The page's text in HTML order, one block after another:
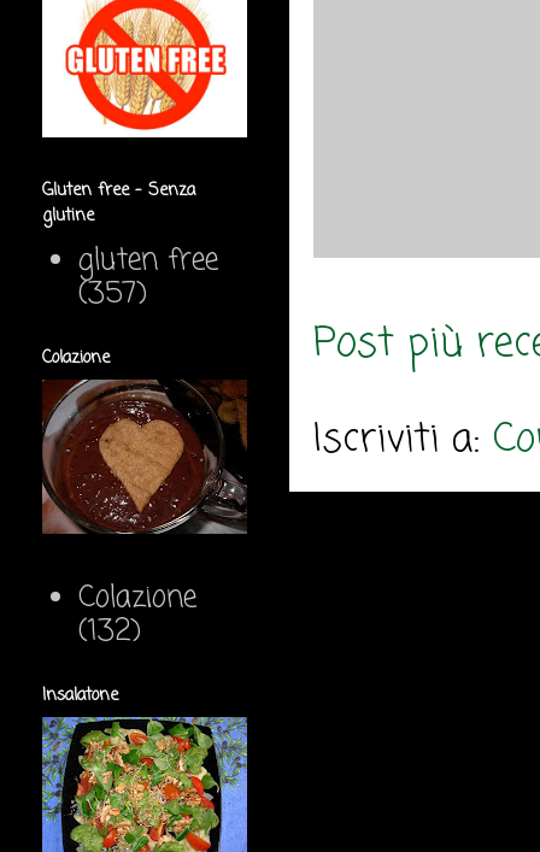
Post più
Iscriviti a:
Gluten free - Senza
glutine
gluten free
(357)
Colazione
Colazione
(132)
Insalatone